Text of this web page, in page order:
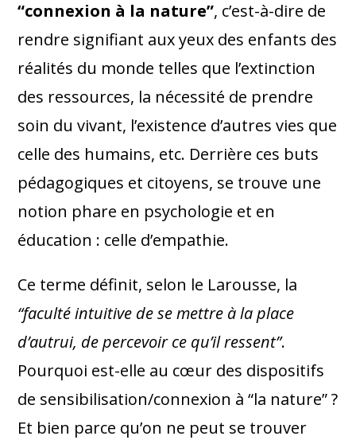
“connexion à la nature”, c’est-à-dire de
rendre signifiant aux yeux des enfants des
réalités du monde telles que l’extinction
des ressources, la nécessité de prendre
soin du vivant, l’existence d’autres vies que
celle des humains, etc. Derrière ces buts
pédagogiques et citoyens, se trouve une
notion phare en psychologie et en
éducation : celle d’empathie.
Ce terme définit, selon le Larousse, la
“faculté intuitive de se mettre à la place
d’autrui, de percevoir ce qu’il ressent”.
Pourquoi est-elle au cœur des dispositifs
de sensibilisation/connexion à “la nature” ?
Et bien parce qu’on ne peut se trouver